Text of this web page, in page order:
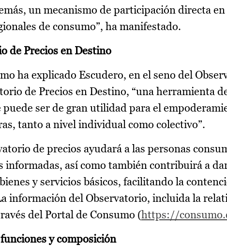
un mecanismo de participación directa
de consumo”, ha manifestado.
de Precios en Destino
ha explicado Escudero, en el seno del
de Precios en Destino, “una herramienta
ser de gran utilidad para el
tanto a nivel individual como colectivo”.
de precios ayudará a las personas
informadas, así como también contribuirá a
y servicios básicos, facilitando la
información del Observatorio, incluida la
del Portal de Consumo (https://
y composición